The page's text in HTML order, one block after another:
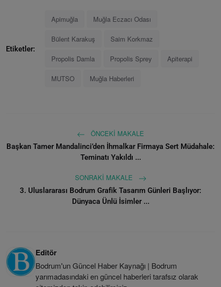
Etiketler:
Apimuğla Muğla Eczacı Odası
Bülent Karakuş Saim Korkmaz
Propolis Damla Propolis Sprey Apiterapi
MUTSO Muğla Haberleri
ÖNCEKI MAKALE
Başkan Tamer Mandalinci’den İhmalkar Firmaya Sert Müdahale:
Teminatı Yakıldı ...
SONRAKI MAKALE
3. Uluslararası Bodrum Grafik Tasarım Günleri Başlıyor:
Dünyaca Ünlü İsimler ...
Editör
Bodrum'un Güncel Haber Kaynağı | Bodrum
yarımadasındaki en güncel haberleri tarafsız olarak